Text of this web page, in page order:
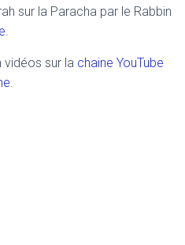
sur la Paracha par le Rabbin
vidéos sur la chaine YouTube